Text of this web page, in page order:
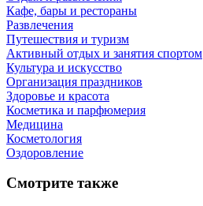
Кафе, бары и рестораны
Развлечения
Путешествия и туризм
Активный отдых и занятия спортом
Культура и искусство
Организация праздников
Здоровье и красота
Косметика и парфюмерия
Медицина
Косметология
Оздоровление
Смотрите также